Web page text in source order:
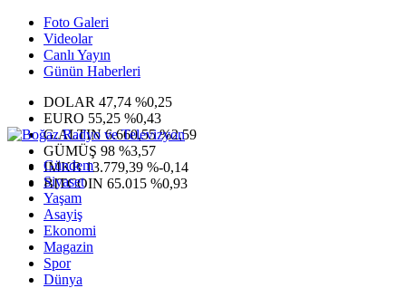
Foto Galeri
Videolar
Canlı Yayın
Günün Haberleri
DOLAR 47,74 %0,25
EURO 55,25 %0,43
G.ALTIN6.660,55 %2,59
GÜMÜŞ 98 %3,57
IMKB13.779,39 %-0,14
BITCOIN 65.015 %0,93
Gündem
Siyaset
Yaşam
Asayiş
Ekonomi
Magazin
Spor
Dünya